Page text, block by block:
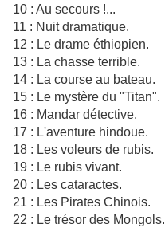
10 : Au secours !...
11 : Nuit dramatique.
12 : Le drame éthiopien.
13 : La chasse terrible.
14 : La course au bateau.
15 : Le mystère du "Titan".
16 : Mandar détective.
17 : L'aventure hindoue.
18 : Les voleurs de rubis.
19 : Le rubis vivant.
20 : Les cataractes.
21 : Les Pirates Chinois.
22 : Le trésor des Mongols.